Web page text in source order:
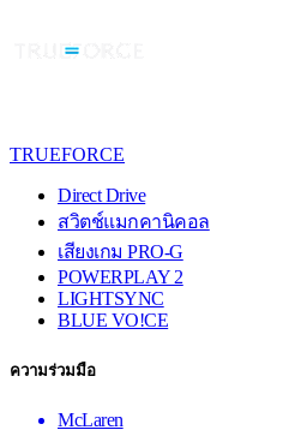
TRUEFORCE
Direct Drive
สวิตช์แมกคานิคอล
เสียงเกม PRO-G
POWERPLAY 2
LIGHTSYNC
BLUE VO!CE
ความร่วมมือ
McLaren